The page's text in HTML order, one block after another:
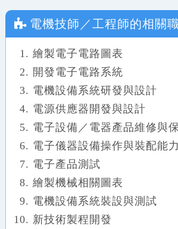
電機技師／工程師的相關
繪製電子電路圖表
開發電子電路系統
電機設備系統研發與設計
電源供應器開發與設計
電子設備／電器產品維修與
電子儀器設備操作與裝配能力
電子產品測試
繪製機械相關圖表
電機設備系統裝設與測試
新技術製程開發